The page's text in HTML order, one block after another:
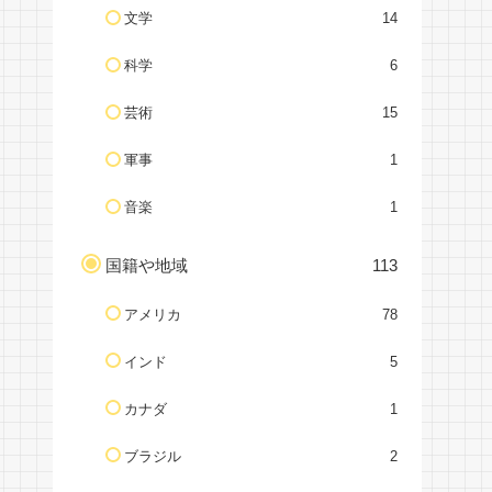
文学 14
科学 6
芸術 15
軍事 1
音楽 1
国籍や地域 113
アメリカ 78
インド 5
カナダ 1
ブラジル 2